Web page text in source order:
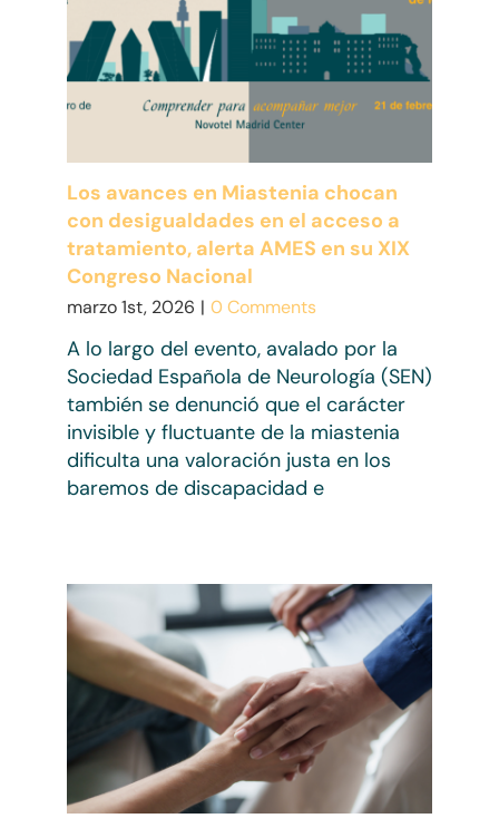
Los avances en Miastenia chocan
con desigualdades en el acceso a
tratamiento, alerta AMES en su XIX
Congreso Nacional
marzo 1st, 2026 | 0 Comments
A lo largo del evento, avalado por la
Sociedad Española de Neurología (SEN)
también se denunció que el carácter
invisible y fluctuante de la miastenia
dificulta una valoración justa en los
baremos de discapacidad e